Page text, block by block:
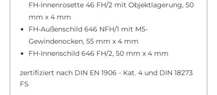
FH-Innenrosette 46 FH/2 mit Objektlagerung, 50
mm x 4 mm
FH-Außenschild 646 NFH/1 mit M5-
Gewindenocken, 55 mm x 4 mm
FH-Innenschild 646 FH/2, 50 mm x 4 mm
zertifiziert nach DIN EN 1906 - Kat. 4 und DIN 18273
FS